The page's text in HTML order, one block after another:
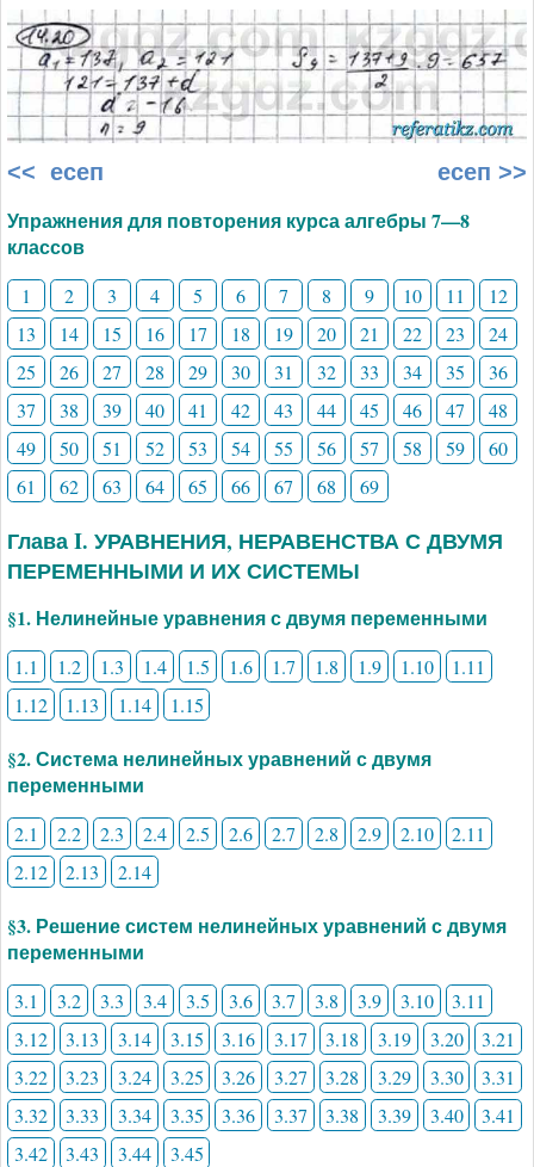
<< есеп есеп >>
Упражнения для повторения курса алгебры 7—8
классов
1 2 3 4 5 6 7 8 9 10 11
12
13
14 15 16 17 18 19 20 21 22 23
24
25
26 27 28 29 30 31 32 33 34 35
36
37
38 39 40 41 42 43 44 45 46 47
48
49
50 51 52 53 54 55 56 57 58 59
60
61
62 63 64 65 66 67 68 69
Глава I. УРАВНЕНИЯ, НЕРАВЕНСТВА С ДВУМЯ
ПЕРЕМЕННЫМИ И ИХ СИСТЕМЫ
§1. Нелинейные уравнения с двумя переменными
1.1 1.2 1.3 1.4 1.5 1.6 1.7 1.8 1.9 1.10
1.11
1.12
1.13 1.14 1.15
§2. Система нелинейных уравнений с двумя
переменными
2.1 2.2 2.3 2.4 2.5 2.6 2.7 2.8 2.9 2.10
2.11
2.12
2.13 2.14
§3. Решение систем нелинейных уравнений с двумя
переменными
3.1 3.2 3.3 3.4 3.5 3.6 3.7 3.8 3.9 3.10
3.11
3.12
3.13 3.14 3.15 3.16 3.17 3.18 3.19 3.20
3.21
3.22
3.23 3.24 3.25 3.26 3.27 3.28 3.29 3.30
3.31
3.32
3.33 3.34 3.35 3.36 3.37 3.38 3.39 3.40
3.41
3.42
3.43 3.44 3.45